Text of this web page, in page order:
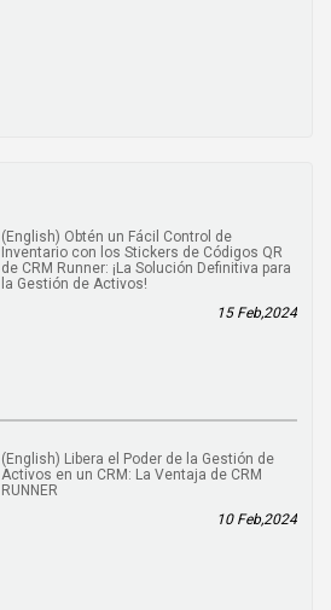
(English) Obtén un Fácil Control de
Inventario con los Stickers de Códigos QR
de CRM Runner: ¡La Solución Definitiva para
la Gestión de Activos!
15 Feb,2024
(English) Libera el Poder de la Gestión de
Activos en un CRM: La Ventaja de CRM
RUNNER
10 Feb,2024